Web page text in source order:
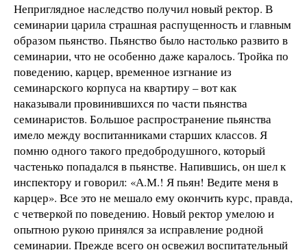
Неприглядное наследство получил новый ректор. В
семинарии царила страшная распущенность и главным
образом пьянство. Пьянство было настолько развито в
семинарии, что не особенно даже каралось. Тройка по
поведению, карцер, временное изгнание из
семинарского корпуса на квартиру – вот как
наказывали провинившихся по части пьянства
семинаристов. Большое распространение пьянства
имело между воспитанниками старших классов. Я
помню одного такого предобродушного, который
частенько попадался в пьянстве. Напившись, он шел к
инспектору и говорил: «А.М.! Я пьян! Ведите меня в
карцер». Все это не мешало ему окончить курс, правда,
с четверкой по поведению. Новый ректор умелою и
опытною рукою принялся за исправление родной
семинарии. Прежде всего он освежил воспитательный